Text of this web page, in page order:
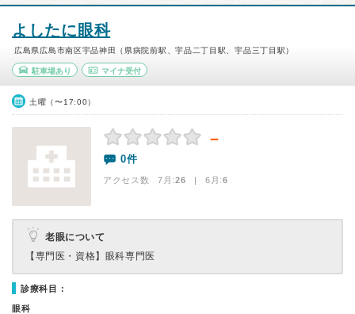
よしたに眼科
広島県広島市南区宇品神田（県病院前駅、宇品二丁目駅、宇品三丁目駅）
駐車場あり マイナ受付
土曜（〜17:00）
－
0件
アクセス数 7月:26 | 6月:6
老眼について
【専門医・資格】 眼科専門医
診療科目：
眼科